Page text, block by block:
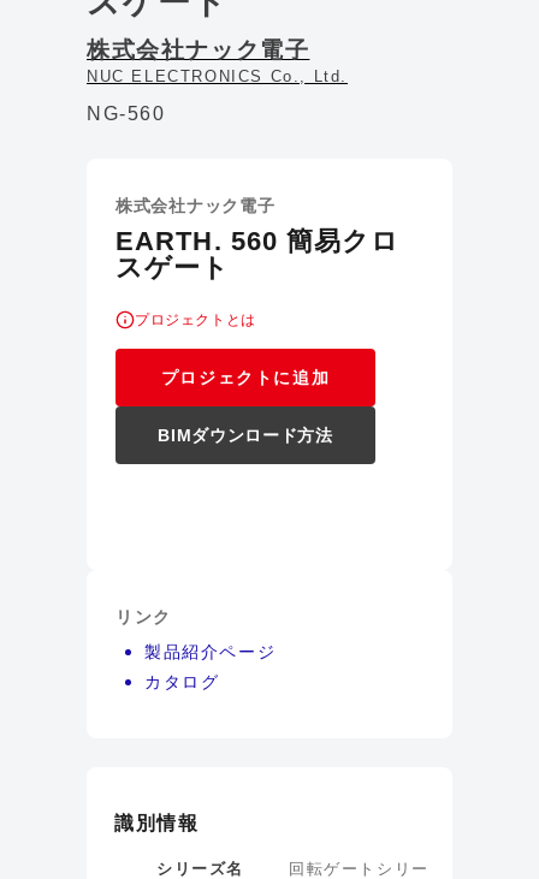
株式会社ナック電子
NUC ELECTRONICS Co., Ltd.
NG-560
識別情報
シリーズ名
回転ゲートシリー
株式会社ナック電子
EARTH. 560 簡易クロ
スゲート
プロジェクトとは
プロジェクトに追加
BIMダウンロード方法
リンク
製品紹介ページ
カタログ